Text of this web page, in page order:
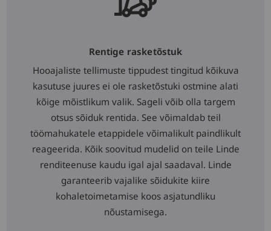
Rentige rasketõstuk
Hooajaliste tellimuste tippudest tingitud kõikuva
kasutuse juures ei ole rasketõstuki ostmine alati
kõige mõistlikum valik. Sageli võib olla targem
otsus sõiduk rentida. See võimaldab teil
töömahukatele etappidele võimalikult paindlikult
reageerida. Kõik soovitud mudelid on teile Linde
renditeenuse kaudu igal ajal saadaval. Linde
garanteerib vajalike sõidukite kiire
kohaletoimetamise koos asjatundliku
nõustamisega.